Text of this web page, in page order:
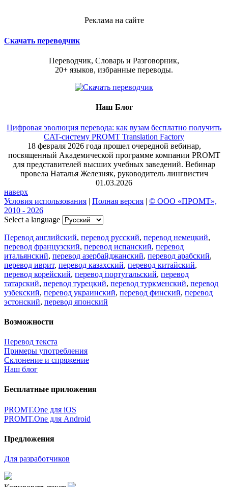
Реклама на сайте
Скачать переводчик
Переводчик, Словарь и Разговорник,
20+ языков, избранные переводы.
Наш Блог
Цифровая эволюция перевода: как вузам бесплатно получить
CAT-систему PROMT Translation Factory
18 февраля 2026 года прошел очередной вебинар,
посвященный Академической программе компании PROMT
для представителей высших учебных заведений. Вебинар
провела Наталья Железняк, руководитель лингвистич
01.03.2026
наверх
Условия использования | Полная версия | © ООО «ПРОМТ»,
2010 - 2026
Select a language
Перевод английский, перевод русский, перевод немецкий,
перевод французский, перевод испанский, перевод
итальянский, перевод азербайджанский, перевод арабский,
перевод иврит, перевод казахский, перевод китайский,
перевод корейский, перевод португальский, перевод
татарский, перевод турецкий, перевод туркменский, перевод
узбекский, перевод украинский, перевод финский, перевод
эстонский, перевод японский
Возможности
Перевод текста
Примеры употребления
Склонение и спряжение
Наш блог
Бесплатные приложения
PROMT.One для iOS
PROMT.One для Android
Предложения
Для разработчиков